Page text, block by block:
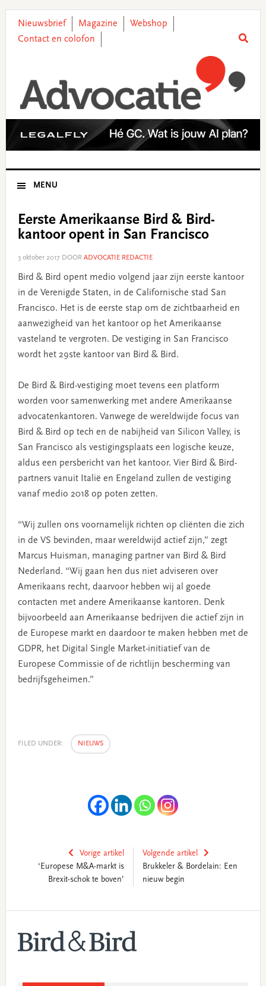
primary
main
primary
footer
Nieuwsbrief Magazine
Webshop
Contact en colofon
MENU
Eerste Amerikaanse Bird & Bird-
kantoor opent in San Francisco
3 oktober 2017 DOOR ADVOCATIE REDACTIE
Bird & Bird opent medio volgend jaar zijn eerste kantoor
in de Verenigde Staten, in de Californische stad San
Francisco. Het is de eerste stap om de zichtbaarheid en
aanwezigheid van het kantoor op het Amerikaanse
vasteland te vergroten. De vestiging in San Francisco
wordt het 29ste kantoor van Bird & Bird.
De Bird & Bird-vestiging moet tevens een platform
worden voor samenwerking met andere Amerikaanse
advocatenkantoren. Vanwege de wereldwijde focus van
Bird & Bird op tech en de nabijheid van Silicon Valley, is
San Francisco als vestigingsplaats een logische keuze,
aldus een persbericht van het kantoor. Vier Bird & Bird-
partners vanuit Italië en Engeland zullen de vestiging
vanaf medio 2018 op poten zetten.
“Wij zullen ons voornamelijk richten op cliënten die zich
in de VS bevinden, maar wereldwijd actief zijn,” zegt
Marcus Huisman, managing partner van Bird & Bird
Nederland. “Wij gaan hen dus niet adviseren over
Amerikaans recht, daarvoor hebben wij al goede
contacten met andere Amerikaanse kantoren. Denk
bijvoorbeeld aan Amerikaanse bedrijven die actief zijn in
de Europese markt en daardoor te maken hebben met de
GDPR, het Digital Single Market-initiatief van de
Europese Commissie of de richtlijn bescherming van
bedrijfsgeheimen.”
FILED UNDER: NIEUWS
Vorige artikel
‘Europese M&A-markt is
Brexit-schok te boven’
Volgende artikel
Brukkeler & Bordelain: Een
nieuw begin
Sidebar